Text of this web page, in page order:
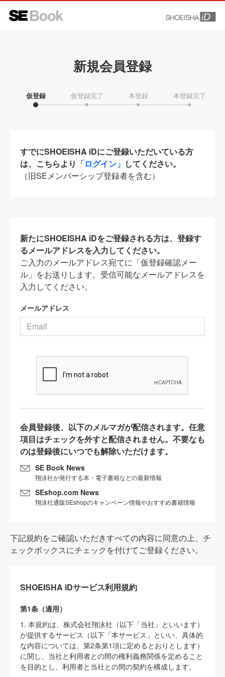
新規会員登録
仮登録 仮登録完了 本登録 本登録完了
すでにSHOEISHA iDにご登録いただいている方
は、こちらより 「ログイン」 してください。
（旧SEメンバーシップ登録者を含む）
新たにSHOEISHA iDをご登録される方は、登録す
るメールアドレスを入力してください。
ご入力のメールアドレス宛てに「仮登録確認メー
ル」をお送りします。受信可能なメールアドレスを
入力してください。
メールアドレス
会員登録後、以下のメルマガが配信されます。任意
項目はチェックを外すと配信されません。不要なも
のは登録後にいつでも解除いただけます。
SE Book News
翔泳社が発行する本・電子書籍などの最新情報
SEshop.com News
翔泳社通販SEshopのキャンペーン情報やおすすめ書籍情報
下記規約をご確認いただきすべての内容に同意の上、チ
ェックボックスにチェックを付けてご登録ください。
SHOEISHA iDサービス利用規約
第1条（適用）
1. 本規約は、株式会社翔泳社（以下「当社」といいます）
が提供するサービス（以下「本サービス」といい、具体的
な内容については、第2条第1項に定めるとおりとします）
に関し、当社と利用者との間の権利義務関係を定めること
を目的とし、利用者と当社との間の契約を構成します。